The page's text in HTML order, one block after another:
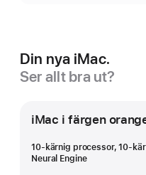
Din nya iMac.
Ser allt bra ut?
iMac i färgen
10-kärnig processor, 10-
Neural Engine